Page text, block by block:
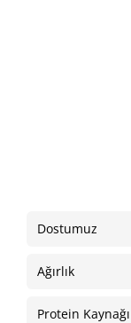
Dostumuz
Ağırlık
Protein Kaynağı